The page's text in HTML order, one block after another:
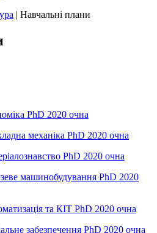
| Навчальні плани
PhD 2020 очна
механіка PhD 2020 очна
PhD 2020 очна
машинобудування PhD 2020
та КІТ PhD 2020 очна
забезпечення PhD 2020 очна